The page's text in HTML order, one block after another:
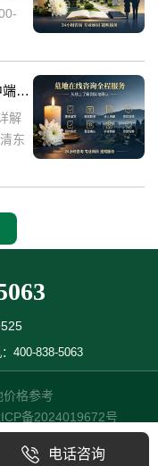
家
清东陵万佛园皇家园林墓碑分层定价 中端墓位限时大额让利详解及优惠福利
解
东
作
400-838-5063
格参考
备2024019672号
电话咨询